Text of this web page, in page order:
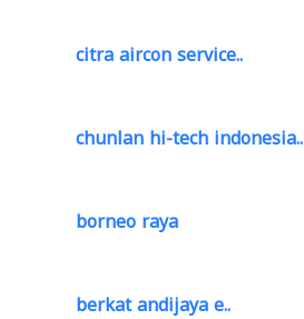
citra aircon service..
chunlan hi-tech indonesia..
borneo raya
berkat andijaya e..